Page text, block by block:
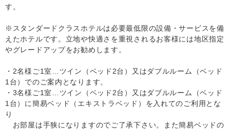
す。
※スタンダードクラスホテルは必要最低限の設備・サービスを備
えたホテルです。立地や快適さを重視されるお客様には地区指定
やグレードアップをお勧めします。
・2名様ご1室…ツイン（ベッド2台）又はダブルルーム（ベッド
1台）でのご案内となります。
・3名様ご1室…ツイン（ベッド2台）又はダブルルーム（ベッド
1台）に簡易ベッド（エキストラベッド）を入れてのご利用とな
り
お部屋は手狭になりますのでご了承下さい。また簡易ベッドの